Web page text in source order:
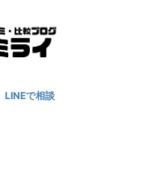
LINEで相談